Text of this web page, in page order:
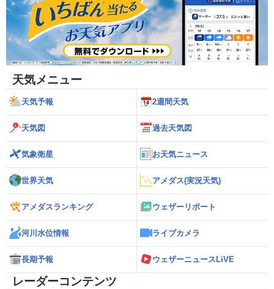
天気メニュー
天気予報 2週間天気
天気図 過去天気図
気象衛星 お天気ニュース
世界天気 アメダス(実況天気)
アメダスランキング ウェザーリポート
河川水位情報 ライブカメラ
長期予報 ウェザーニュースLiVE
レーダーコンテンツ